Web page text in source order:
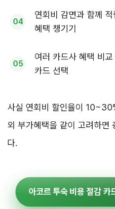
연회비 감면과 함께
혜택 챙기기
여러 카드사 혜택 비
카드 선택
사실 연회비 할인율이
외 부가혜택을 같이 고려하면
다.
아코르 투숙 비용 절감 카